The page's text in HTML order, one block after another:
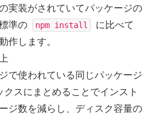
実装がされていてパッケージの
準の
npm install
に比べて
作します。
で使われている同じパッケージ
クスにまとめることでインスト
ジ数を減らし、ディスク容量の